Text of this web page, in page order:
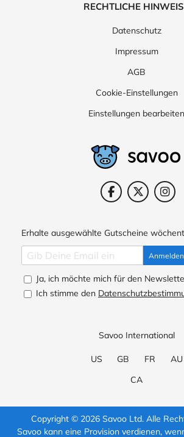
RECHTLICHE
Datenschutz
Impressum
AGB
Cookie-Einstellungen
Einstellungen bearbeiten
Erhalte ausgewählte Gutscheine
Anmelden
Ja, ich möchte mich für den
Ich stimme den
Savoo International
US GB FR
AU
CA
Copyright © 2026 Savoo Ltd. Alle
Savoo kann eine Provision verdienen,